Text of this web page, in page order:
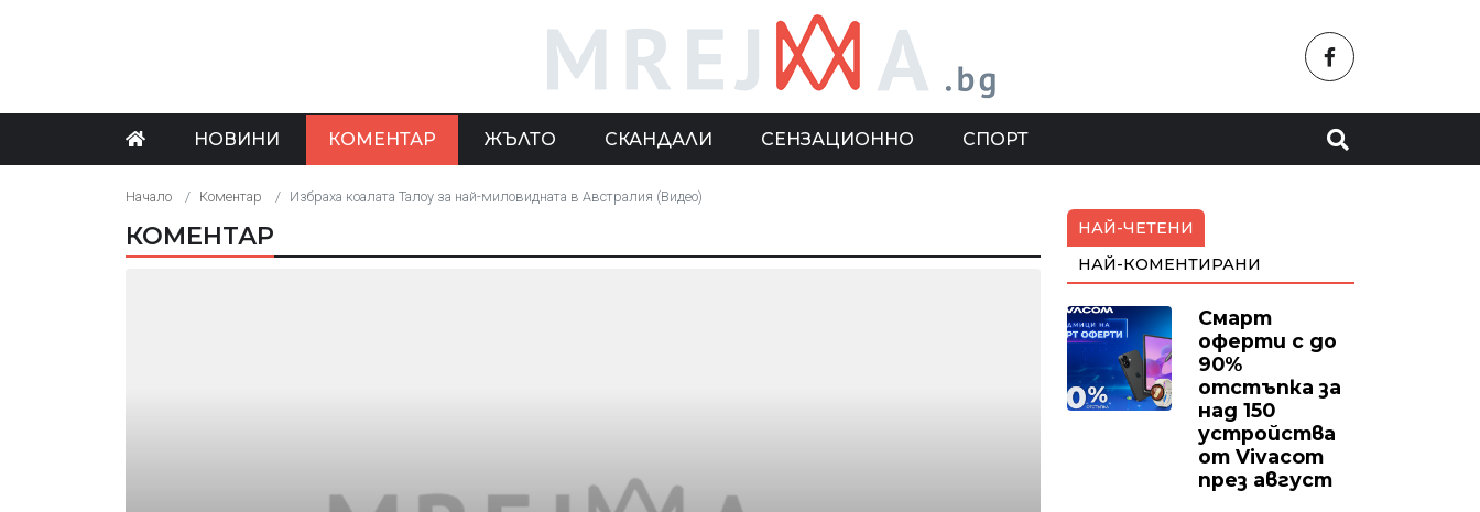
НОВИНИ КОМЕНТАР ЖЪЛТО СКАНДАЛИ СЕНЗАЦИОННО СПОРТ
Начало Коментар Избраха коалата Талоу за най-миловидната в Австралия (Видео)
КОМЕНТАР
НАЙ-ЧЕТЕНИ
НАЙ-КОМЕНТИРАНИ
Смарт
оферти с до
90%
отстъпка за
над 150
устройства
от Vivacom
през август